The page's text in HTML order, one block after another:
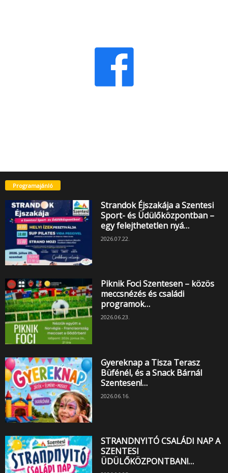
Programajánló
Strandok Éjszakája a Szentesi
Sport- és Üdülőközpontban –
egy felejthetetlen nyá…
2026.07.22.
Piknik Foci Szentesen – közös
meccsnézés és családi
programok…
2026.06.23.
Gyereknap a Tisza Terasz
Büfénél, és a Snack Bárnál
Szentesen!…
2026.06.16.
STRANDNYITÓ CSALÁDI NAP A
SZENTESI
ÜDÜLŐKÖZPONTBAN!…